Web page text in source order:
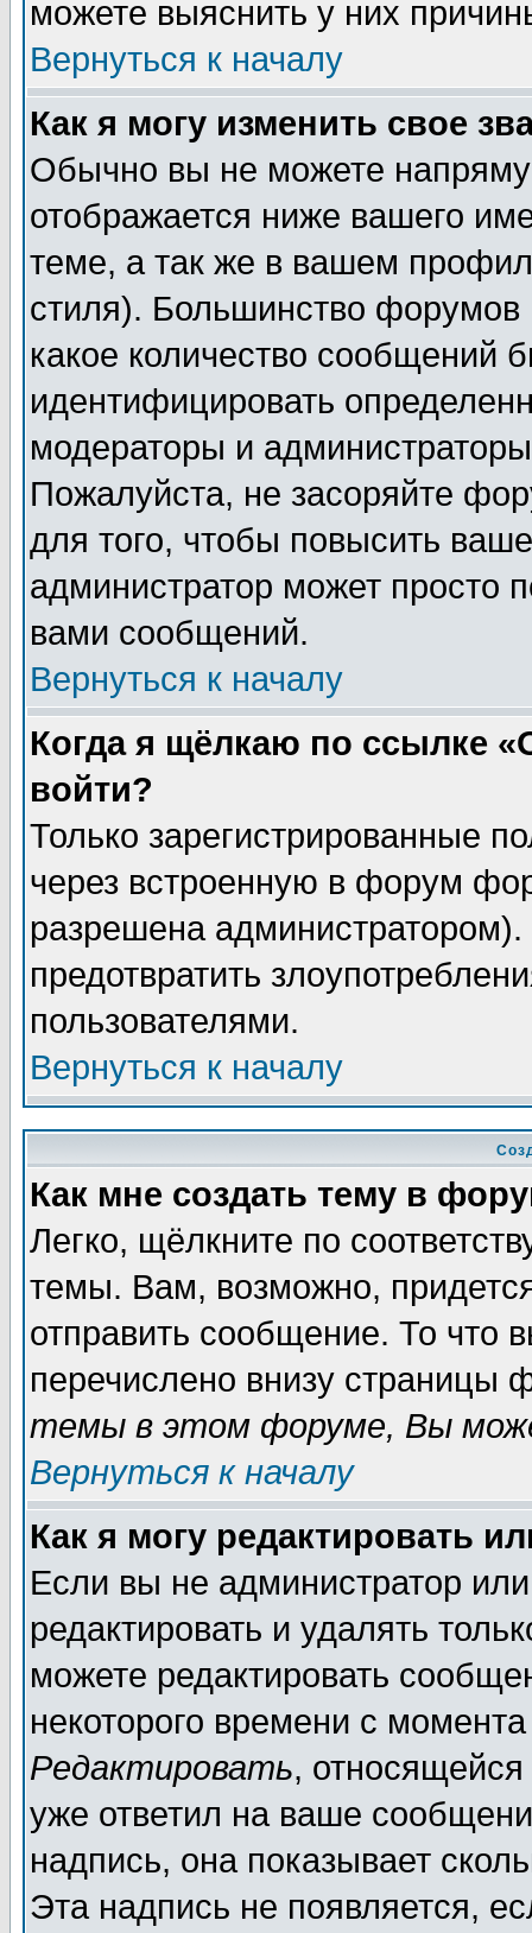
можете выяснить у них
Вернуться к началу
Как я могу изменить свое
Обычно вы не можете
отображается ниже вашего
теме, а так же в вашем
стиля). Большинство форумов
какое количество сообщений
идентифицировать
модераторы и
Пожалуйста, не засоряйте
для того, чтобы повысить
администратор может просто
вами сообщений.
Вернуться к началу
Когда я щёлкаю по ссылке
войти?
Только зарегистрированные
через встроенную в форум
разрешена
предотвратить
пользователями.
Вернуться к началу
Как мне создать тему в
Легко, щёлкните по
темы. Вам, возможно,
отправить сообщение. То что
перечислено внизу страницы
темы в этом форуме, Вы
Вернуться к началу
Как я могу редактировать
Если вы не администратор
редактировать и удалять
можете редактировать
некоторого времени с
Редактировать,
уже ответил на ваше
надпись, она показывает
Эта надпись не появляется,